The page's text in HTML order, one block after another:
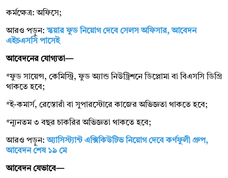
কর্মক্ষেত্র: অফিসে;
আরও পড়ুন: স্কয়ার ফুড নিয়োগ দেবে সেলস অফিসার, আবেদন
এইচএসসি পাসেই
আবেদনের যোগ্যতা—
*ফুড সায়েন্স, কেমিস্ট্রি, ফুড অ্যান্ড নিউট্রিশনে ডিপ্লোমা বা বিএসসি ডিগ্রি
থাকতে হবে;
*ই-কমার্স, রেস্তোরাঁ বা সুপারস্টোরে কাজের অভিজ্ঞতা থাকতে হবে;
*ন্যূনতম ৩ বছর চাকরির অভিজ্ঞতা থাকতে হবে;
আরও পড়ুন: অ্যাসিস্ট্যান্ট এক্সিকিউটিভ নিয়োগ দেবে কর্ণফুলী গ্রুপ,
আবেদন শেষ ১৯ মে
আবেদন যেভাবে—